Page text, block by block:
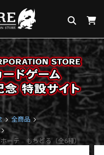
全商品
ーテ もちどる（全6種）